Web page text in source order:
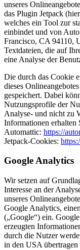
unseres
das Plugin Jetpack
welches ein Tool zur
einbindet und von
Francisco, CA 94110,
Textdateien, die auf
eine Analyse der
Die durch das Cookie
dieses
gespeichert. Dabei
Nutzungsprofile der
Analyse- und nicht zu
Informationen erhalten
Automattic: https://
Jetpack-Cookies:
Google Analytics
Wir setzen auf
Interesse an der
unseres
Google Analytics,
(„Google“) ein.
erzeugten
durch die Nutzer
in den USA übertragen